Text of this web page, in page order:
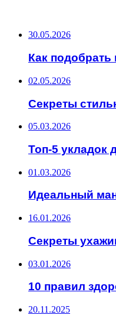
30.05.2026
Как
02.05.2026
Секреты
05.03.2026
Топ-5 укладок
01.03.2026
Идеальный
16.01.2026
Секреты
03.01.2026
10 правил
20.11.2025